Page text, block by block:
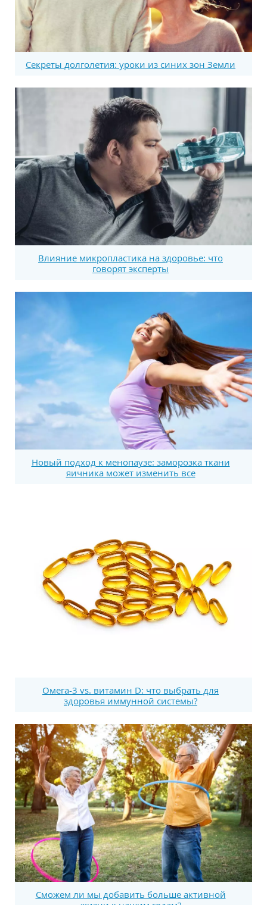
Секреты долголетия: уроки из синих зон Земли
Влияние микропластика на здоровье: что
говорят эксперты
Новый подход к менопаузе: заморозка ткани
яичника может изменить все
Омега-3 vs. витамин D: что выбрать для
здоровья иммунной системы?
Сможем ли мы добавить больше активной